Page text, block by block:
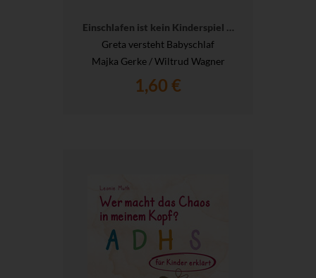
Einschlafen ist kein Kinderspiel …
Greta versteht Babyschlaf
Majka Gerke / Wiltrud Wagner
1,60 €